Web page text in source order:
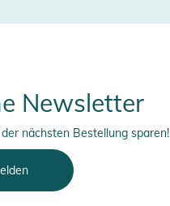
Newsletter
nächsten Bestellung sparen!